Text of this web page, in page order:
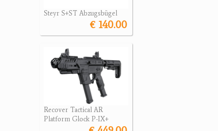
Steyr S+ST Abzugsbügel
€ 140.00
Recover Tactical AR
Platform Glock P-IX+